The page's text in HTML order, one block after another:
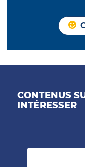
CONTENUS
INTÉRESSER